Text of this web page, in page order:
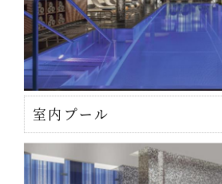
室内プール